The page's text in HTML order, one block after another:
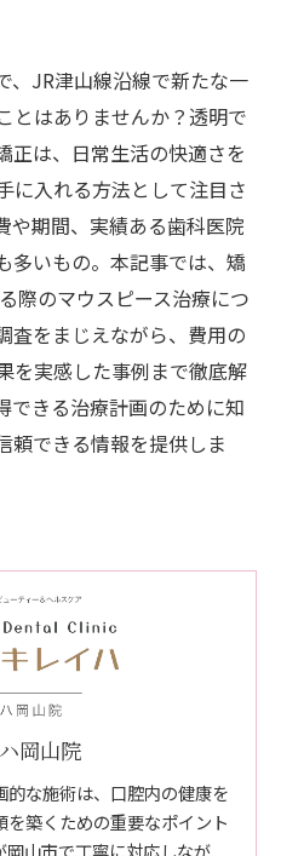
、JR津山線沿線で新たな一
とはありませんか？透明で
正は、日常生活の快適さを
に入れる方法として注目さ
や期間、実績ある歯科医院
多いもの。本記事では、矯
際のマウスピース治療につ
査をまじえながら、費用の
を実感した事例まで徹底解
できる治療計画のために知
頼できる情報を提供しま
岡山院
な施術は、口腔内の健康を
築くための重要なポイント
山市で丁寧に対応しなが